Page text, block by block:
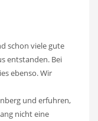
schon viele gute
entstanden. Bei
ebenso. Wir
und erfuhren,
nicht eine